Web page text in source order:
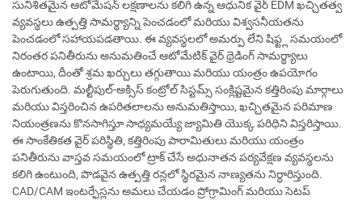
సునిశితమైన ఆటోమేషన్ లక్షణాలను కలిగి ఉన్న ఆధునిక వైర్ EDM ఖచ్చితత్వ
వ్యవస్థలు ఉత్పత్తి సామర్థ్యాన్ని పెంచడంలో మరియు విశ్వసనీయతను
పెంచడంలో సహాయపడతాయి. ఈ వ్యవస్థలలో అమర్పు లేని షిఫ్ట్ల సమయంలో
నిరంతర పనితీరును అనుమతించే ఆటోమేటిక్ వైర్ థ్రెడింగ్ సామర్థ్యాలు
ఉంటాయి, దీంతో శ్రమ ఖర్చులు తగ్గుతాయి మరియు యంత్రం ఉపయోగం
పెరుగుతుంది. మల్టీపుల్-అక్సిస్ కంట్రోల్ సిస్టమ్స్ సంక్లిష్టమైన కత్తిరింపు మార్గాలు
మరియు విస్తరించిన ఉపరితలాలను అనుమతిస్తాయి, ఖచ్చితమైన పరిమాణ
నియంత్రణను కొనసాగిస్తూ సాధ్యమయ్యే జ్యామితి యొక్క పరిధిని విస్తరిస్తాయి.
ఈ సాంకేతికత వైర్ పరిస్థితి, కత్తిరింపు పారామితులు మరియు యంత్రం
పనితీరును వాస్తవ సమయంలో ట్రాక్ చేసే అధునాతన పర్యవేక్షణ వ్యవస్థలను
కలిగి ఉంటుంది, పొడవైన ఉత్పత్తి రన్లలో స్థిరమైన నాణ్యతను నిర్ధారిస్తుంది.
CAD/CAM ఇంటర్ఫేస్లను అమలు చేయడం ప్రోగ్రామింగ్ మరియు సెటప్